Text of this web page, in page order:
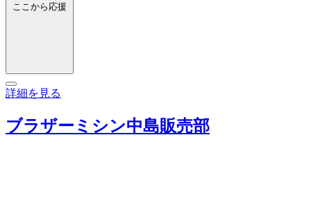
ここから応援
詳細を見る
ブラザーミシン中島販売部